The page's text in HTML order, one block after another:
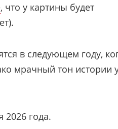
, что у картины будет
в следующем году,
мрачный тон истории
2026 года.